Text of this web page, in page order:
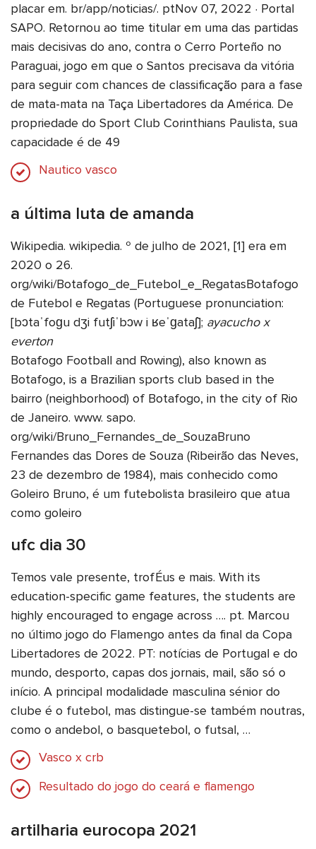
placar em. br/app/noticias/. ptNov 07, 2022 · Portal
SAPO. Retornou ao time titular em uma das partidas
mais decisivas do ano, contra o Cerro Porteño no
Paraguai, jogo em que o Santos precisava da vitória
para seguir com chances de classificação para a fase
de mata-mata na Taça Libertadores da América. De
propriedade do Sport Club Corinthians Paulista, sua
capacidade é de 49
Nautico vasco
a última luta de amanda
Wikipedia. wikipedia. º de julho de 2021, [1] era em
2020 o 26.
org/wiki/Botafogo_de_Futebol_e_RegatasBotafogo
de Futebol e Regatas (Portuguese pronunciation:
[bɔtaˈfoɡu dʒi futʃiˈbɔw i ʁeˈɡataʃ]; ayacucho x
everton
Botafogo Football and Rowing), also known as
Botafogo, is a Brazilian sports club based in the
bairro (neighborhood) of Botafogo, in the city of Rio
de Janeiro. www. sapo.
org/wiki/Bruno_Fernandes_de_SouzaBruno
Fernandes das Dores de Souza (Ribeirão das Neves,
23 de dezembro de 1984), mais conhecido como
Goleiro Bruno, é um futebolista brasileiro que atua
como goleiro
ufc dia 30
Temos vale presente, trofÉus e mais. With its
education-specific game features, the students are
highly encouraged to engage across …. pt. Marcou
no último jogo do Flamengo antes da final da Copa
Libertadores de 2022. PT: notícias de Portugal e do
mundo, desporto, capas dos jornais, mail, são só o
início. A principal modalidade masculina sénior do
clube é o futebol, mas distingue-se também noutras,
como o andebol, o basquetebol, o futsal, …
Vasco x crb
Resultado do jogo do ceará e flamengo
artilharia eurocopa 2021